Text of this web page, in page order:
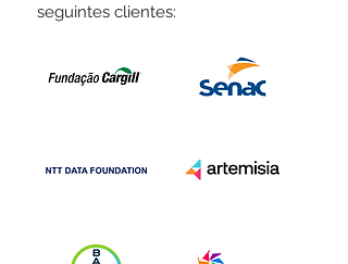
seguintes clientes: